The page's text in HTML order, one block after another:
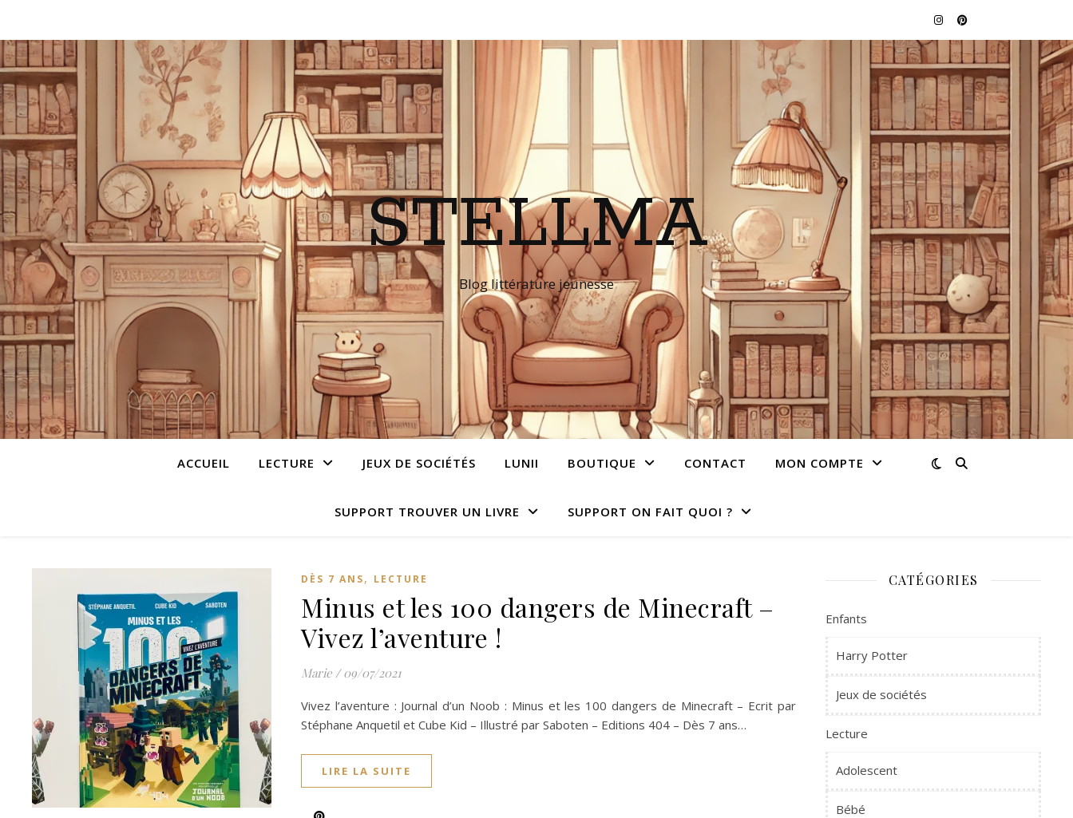
STELLMA
Blog littérature jeunesse
ACCUEIL LECTURE JEUX DE SOCIÉTÉS LUNII BOUTIQUE CONTACT MON COMPTE
SUPPORT TROUVER UN LIVRE SUPPORT ON FAIT QUOI ?
DÈS 7 ANS, LECTURE
Minus et les 100 dangers de Minecraft –
Vivez l’aventure !
Marie / 09/07/2021
Vivez l’aventure : Journal d’un Noob : Minus et les 100 dangers de Minecraft – Ecrit par
Stéphane Anquetil et Cube Kid – Illustré par Saboten – Editions 404 – Dès 7 ans…
LIRE LA SUITE
CATÉGORIES
Enfants
Harry Potter
Jeux de sociétés
Lecture
Adolescent
Bébé